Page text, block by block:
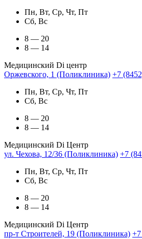
Пн, Вт, Ср, Чт, Пт
Сб, Вс
8 — 20
8 — 14
Медицинский Di центр
Оржевского, 1 (Поликлиника) +7
Пн, Вт, Ср, Чт, Пт
Сб, Вс
8 — 20
8 — 14
Медицинский Di Центр
ул. Чехова, 12/36 (Поликлиника) +7
Пн, Вт, Ср, Чт, Пт
Сб, Вс
8 — 20
8 — 14
Медицинский Di Центр
пр-т Строителей, 19 (Поликлиника)